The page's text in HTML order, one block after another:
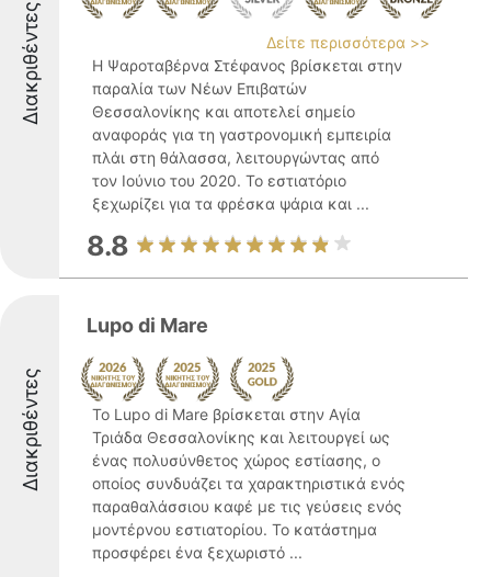
Διακριθέντες
Δείτε περισσότερα >>
Η Ψαροταβέρνα Στέφανος βρίσκεται στην
παραλία των Νέων Επιβατών
Θεσσαλονίκης και αποτελεί σημείο
αναφοράς για τη γαστρονομική εμπειρία
πλάι στη θάλασσα, λειτουργώντας από
τον Ιούνιο του 2020. Το εστιατόριο
ξεχωρίζει για τα φρέσκα ψάρια και ...
8.8
Διακριθέντες
Lupo di Mare
Το Lupo di Mare βρίσκεται στην Αγία
Τριάδα Θεσσαλονίκης και λειτουργεί ως
ένας πολυσύνθετος χώρος εστίασης, ο
οποίος συνδυάζει τα χαρακτηριστικά ενός
παραθαλάσσιου καφέ με τις γεύσεις ενός
μοντέρνου εστιατορίου. Το κατάστημα
προσφέρει ένα ξεχωριστό ...